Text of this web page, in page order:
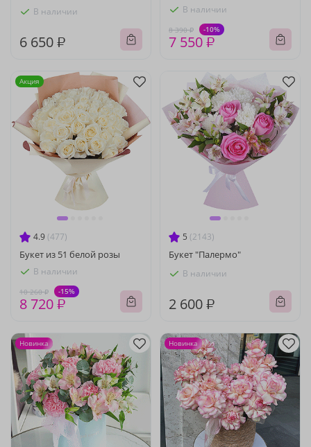
В наличии
6 650 ₽
В наличии
8 390 ₽ -10%
7 550 ₽
4.9 (477)
Букет из 51 белой розы
В наличии
10 260 ₽ -15%
8 720 ₽
Акция
5 (2143)
Букет "Палермо"
В наличии
2 600 ₽
Новинка Новинка